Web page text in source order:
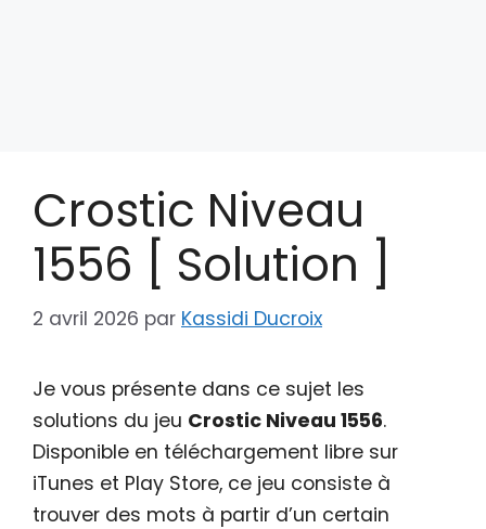
Crostic Niveau
1556 [ Solution ]
2 avril 2026 par Kassidi Ducroix
Je vous présente dans ce sujet les
solutions du jeu Crostic Niveau 1556.
Disponible en téléchargement libre sur
iTunes et Play Store, ce jeu consiste à
trouver des mots à partir d’un certain